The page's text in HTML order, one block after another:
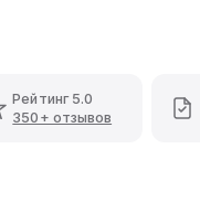
Рейтинг 5.0
350+ отзывов